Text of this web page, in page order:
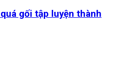
gối tập luyện thành